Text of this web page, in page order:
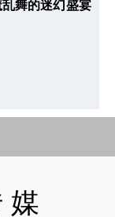
乱舞的迷幻盛宴